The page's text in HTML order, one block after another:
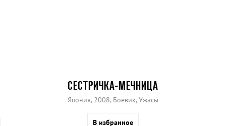
СЕСТРИЧКА-МЕЧНИЦА
Япония, 2008, Боевик, Ужасы
В избранное